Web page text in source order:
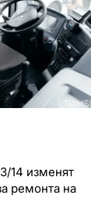
14 изменят
ремонта на